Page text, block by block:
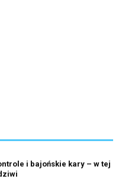
i bajońskie kary – w tej